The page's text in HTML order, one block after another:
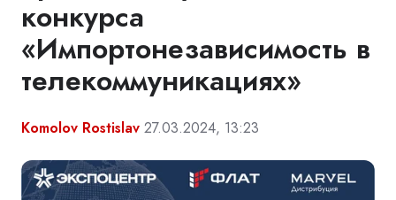
конкурса
«Импортонезависимость в
телекоммуникациях»
Komolov Rostislav 27.03.2024, 13:23